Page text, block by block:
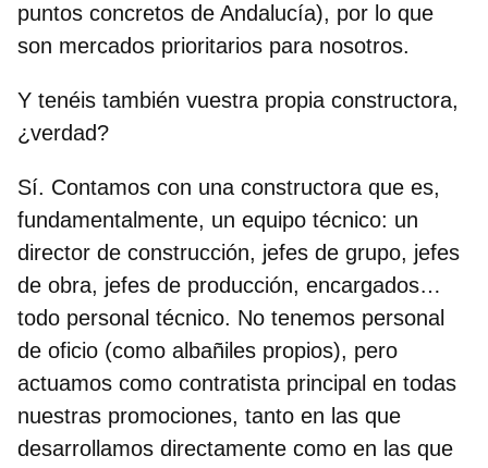
puntos concretos de Andalucía), por lo que
son mercados prioritarios para nosotros.
Y tenéis también vuestra propia constructora,
¿verdad?
Sí. Contamos con una constructora que es,
fundamentalmente, un equipo técnico: un
director de construcción, jefes de grupo, jefes
de obra, jefes de producción, encargados…
todo personal técnico. No tenemos personal
de oficio (como albañiles propios), pero
actuamos como contratista principal en todas
nuestras promociones, tanto en las que
desarrollamos directamente como en las que